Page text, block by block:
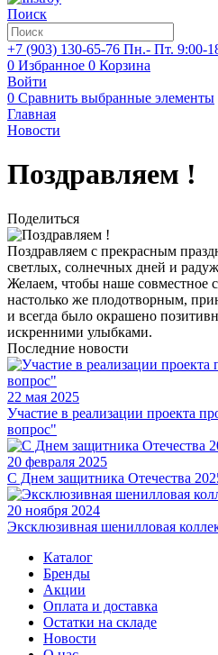
Поиск
+7 (903) 130-65-76 Пн.- Пт. 9:00-
0 Избранное 0 Корзина
Войти
0 Сравнить выбранные элементы
Главная
Новости
Поздравляем !
Поделиться
Поздравляем с прекрасным
светлых, солнечных дней и
Желаем, чтобы наше совместное
настолько же плодотворным,
и всегда было окрашено
искренними улыбками.
Последние новости
22 мая 2025
Участие в реализации проекта
вопрос"
20 февраля 2025
С Днем защитника Отечества
20 ноября 2024
Эксклюзивная шенилловая
Каталог
Бренды
Акции
Оплата и доставка
Остатки на складе
Новости